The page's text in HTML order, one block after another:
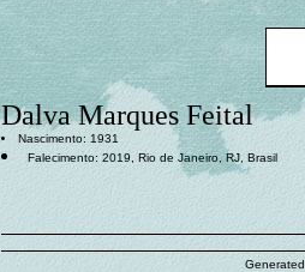
Dalva Marques Feital
Nascimento: 1931
Falecimento: 2019, Rio de Janeiro, RJ, Brasil